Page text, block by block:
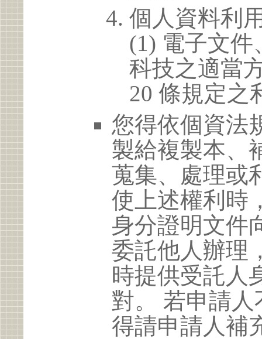
個人資料利
(1) 電子文
科技之適當
20 條規定之
您得依個資法
製給複製本、
蒐集、處理或
使上述權利時
身分證明文件
委託他人辦理
時提供受託人
對。 若申請
得請申請人補